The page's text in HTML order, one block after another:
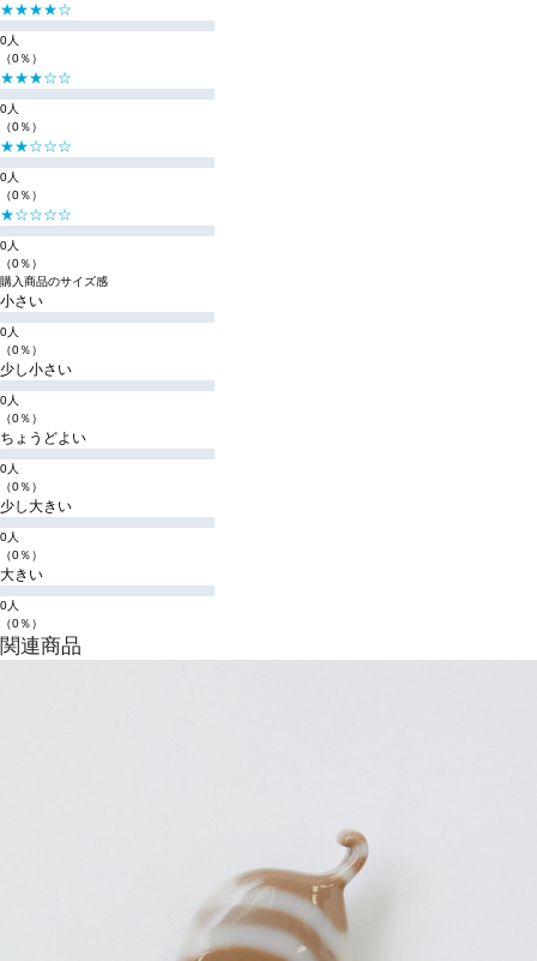
★★★★☆
0人
（0％）
★★★☆☆
0人
（0％）
★★☆☆☆
0人
（0％）
★☆☆☆☆
0人
（0％）
購入商品のサイズ感
小さい
0人
（0％）
少し小さい
0人
（0％）
ちょうどよい
0人
（0％）
少し大きい
0人
（0％）
大きい
0人
（0％）
関連商品